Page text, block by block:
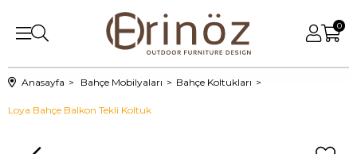
0
Anasayfa Bahçe Mobilyaları Bahçe Koltukları
Loya Bahçe Balkon Tekli Koltuk